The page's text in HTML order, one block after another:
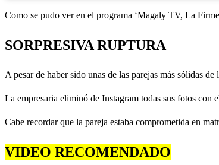
Como se pudo ver en el programa ‘Magaly TV, La
SORPRESIVA RUPTURA
A pesar de haber sido unas de las parejas más sólidas
La empresaria eliminó de Instagram todas sus fotos con
Cabe recordar que la pareja estaba comprometida en
VIDEO RECOMENDADO